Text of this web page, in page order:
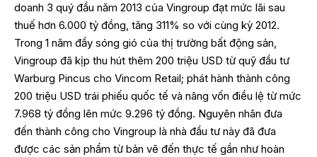
doanh 3 quý đầu năm 2013 của Vingroup đạt mức lãi sau
thuế hơn 6.000 tỷ đồng, tăng 311% so với cùng kỳ 2012.
Trong 1 năm đầy sóng gió của thị trường bất động sản,
Vingroup đã kịp thu hút thêm 200 triệu USD từ quỹ đầu tư
Warburg Pincus cho Vincom Retail; phát hành thành công
200 triệu USD trái phiếu quốc tế và nâng vốn điều lệ từ mức
7.968 tỷ đồng lên mức 9.296 tỷ đồng. Nguyên nhân đưa
đến thành công cho Vingroup là nhà đầu tư này đã đưa
được các sản phẩm từ bản vẽ đến thực tế gần như hoàn